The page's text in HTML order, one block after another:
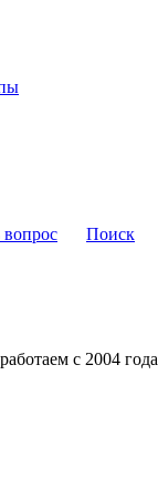
вопрос Поиск
работаем с 2004 года